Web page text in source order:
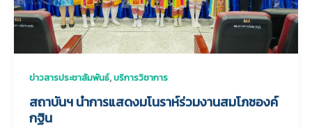
ข่าวสารประชาสัมพันธ์,บริการวิชาการ
สถาบันฯ นำการแสดงมโนราห์ร่วมงานสมโภชองค์
กฐิน